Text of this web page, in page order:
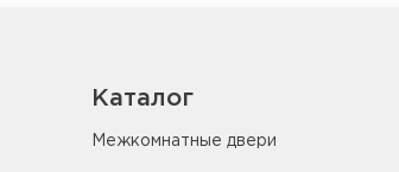
Каталог
Межкомнатные двери